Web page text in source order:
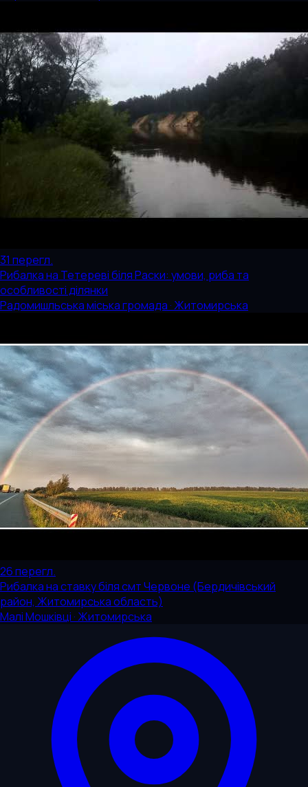
31 перегл.
Рибалка на Тетереві біля Раски: умови, риба та
особливості ділянки
Радомишльська міська громада · Житомирська
26перегл.
Рибалка на ставку біля смт Червоне (Бердичівський
район, Житомирська область)
Малі Мошківці · Житомирська